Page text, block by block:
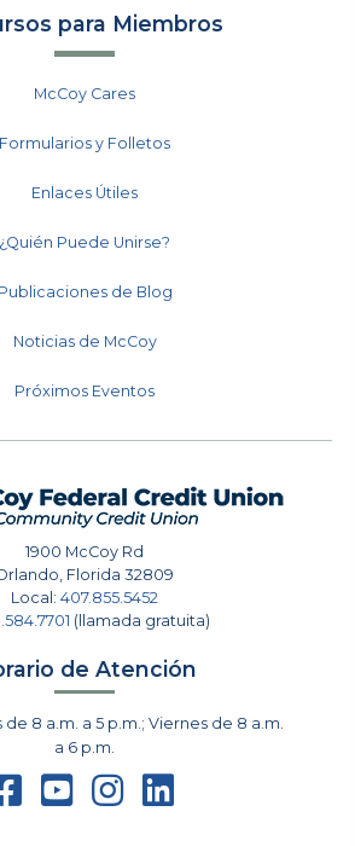
para Miembros
McCoy Cares
Formularios y Folletos
Enlaces Útiles
¿Quién Puede Unirse?
Publicaciones de Blog
Noticias de McCoy
Próximos Eventos
1900 McCoy Rd
Florida 32809
Local: 407.855.5452
(llamada gratuita)
de Atención
de 8 a.m. a 5 p.m.; Viernes de 8 a.m.
a 6 p.m.